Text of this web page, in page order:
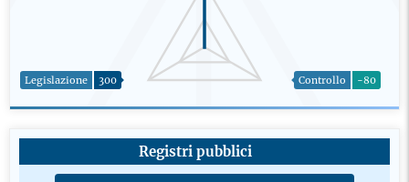
Legislazione 300 Controllo -80
Registri pubblici